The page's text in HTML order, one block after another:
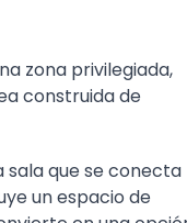
zona privilegiada,
construida de
sala que se conecta
un espacio de